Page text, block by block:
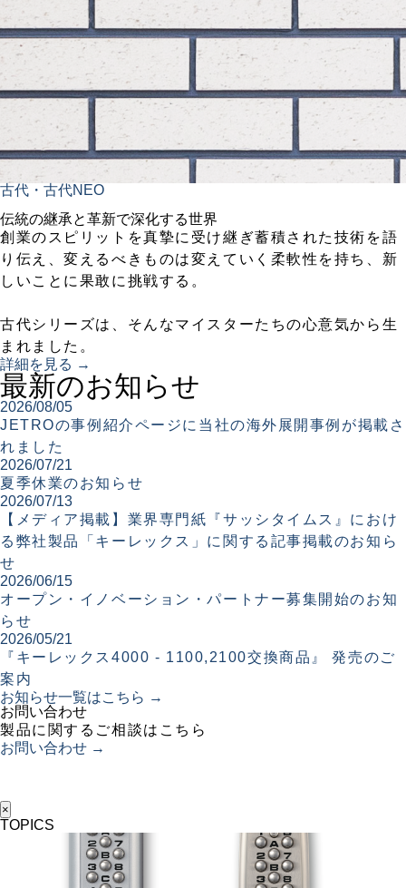
古代・古代NEO
伝統の継承と革新で深化する世界
創業のスピリットを真摯に受け継ぎ蓄積された技術を語
り伝え、変えるべきものは変えていく柔軟性を持ち、新
しいことに果敢に挑戦する。
古代シリーズは、そんなマイスターたちの心意気から生
まれました。
詳細を見る →
最新のお知らせ
2026/08/05
JETROの事例紹介ページに当社の海外展開事例が掲載さ
れました
2026/07/21
夏季休業のお知らせ
2026/07/13
【メディア掲載】業界専門紙『サッシタイムス』におけ
る弊社製品「キーレックス」に関する記事掲載のお知ら
せ
2026/06/15
オープン・イノベーション・パートナー募集開始のお知
らせ
2026/05/21
『キーレックス4000 - 1100,2100交換商品』 発売のご
案内
お知らせ一覧はこちら →
お問い合わせ
製品に関するご相談はこちら
お問い合わせ →
×
TOPICS